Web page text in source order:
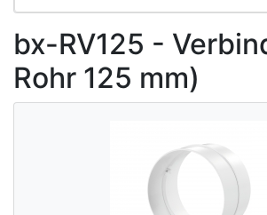
bx-RV125 -
Rohr 125 mm)